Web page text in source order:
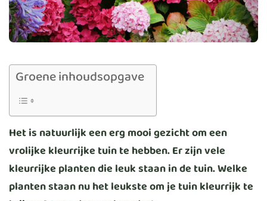
Groene inhoudsopgave
Het is natuurlijk een erg mooi gezicht om een
vrolijke kleurrijke tuin te hebben. Er zijn vele
kleurrijke planten die leuk staan in de tuin. Welke
planten staan nu het leukste om je tuin kleurrijk te